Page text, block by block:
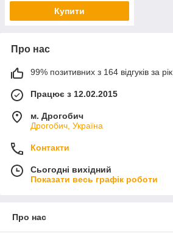
Купити
Про нас
99% позитивних з 164 відгуків за рік
Працює з 12.02.2015
м. Дрогобич
Дрогобич, Україна
Контакти
Сьогодні вихідний
Показати весь графік роботи
Про нас